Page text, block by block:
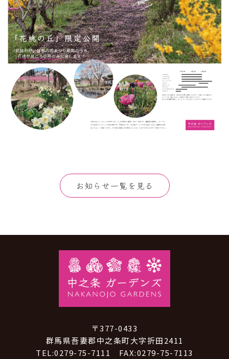
お知らせ一覧を見る
〒377-0433
群馬県吾妻郡中之条町大字折田2411
TEL:0279-75-7111 FAX:0279-75-7113